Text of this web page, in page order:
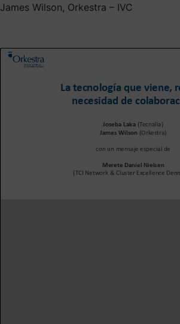
James Wilson, Orkestra – IVC